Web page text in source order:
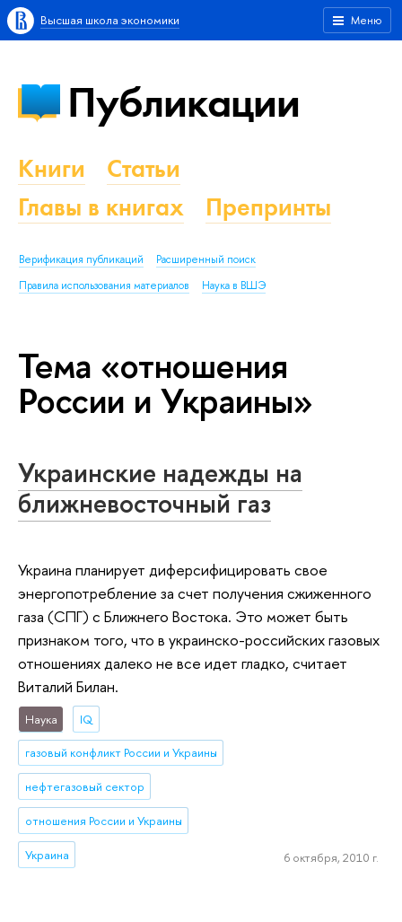
Меню
Высшая школа экономики
Публикации
Книги
Статьи
Главы в книгах
Препринты
Верификация публикаций
Расширенный поиск
Правила использования материалов
Наука в ВШЭ
Тема «отношения
России и Украины»
Украинские надежды на
ближневосточный газ
Украина планирует диферсифицировать свое
энергопотребление за счет получения сжиженного
газа (СПГ) с Ближнего Востока. Это может быть
признаком того, что в украинско-российских газовых
отношениях далеко не все идет гладко, считает
Виталий Билан.
Наука IQ
газовый конфликт России и Украины
нефтегазовый сектор
отношения России и Украины
Украина 6 октября, 2010 г.